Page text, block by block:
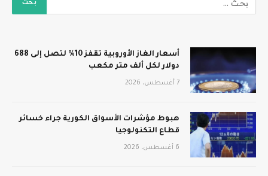
أسعار الغاز الأوروبية تقفز 10% لتصل إلى 688
دولار لكل ألف متر مكعب
7 أغسطس، 2026
هبوط مؤشرات الأسواق الكورية جراء خسائر
قطاع التكنولوجيا
6 أغسطس، 2026